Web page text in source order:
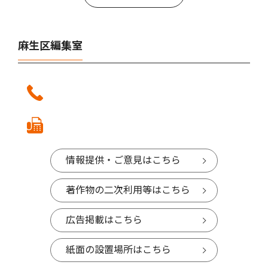
麻生区編集室
情報提供・ご意見はこちら
著作物の二次利用等はこちら
広告掲載はこちら
紙面の設置場所はこちら